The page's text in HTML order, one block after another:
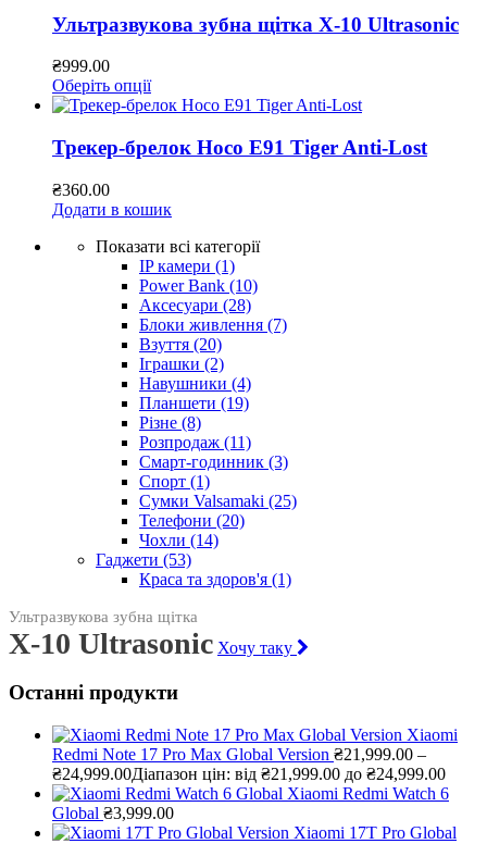
Ультразвукова зубна щітка X-10 Ultrasonic
₴999.00
Оберіть опції
Трекер-брелок Hoco E91 Tiger Anti-Lost
₴360.00
Додати в кошик
Показати всі категорії
IP камери (1)
Power Bank (10)
Аксесуари (28)
Блоки живлення (7)
Взуття (20)
Іграшки (2)
Навушники (4)
Планшети (19)
Різне (8)
Розпродаж (11)
Смарт-годинник (3)
Спорт (1)
Сумки Valsamaki (25)
Телефони (20)
Чохли (14)
Гаджети (53)
Краса та здоров'я (1)
Ультразвукова зубна щітка
X-10 Ultrasonic Хочу таку
Останні продукти
Xiaomi
Redmi Note 17 Pro Max Global Version ₴21,999.00 –
₴24,999.00Діапазон цін: від ₴21,999.00 до ₴24,999.00
Xiaomi Redmi Watch 6
Global ₴3,999.00
Xiaomi 17T Pro Global